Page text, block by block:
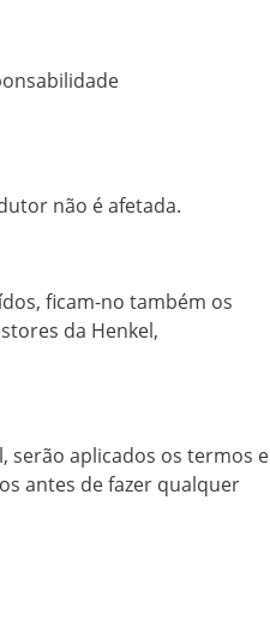
não é afetada.
ficam-no também os
da Henkel,
serão aplicados os termos e
antes de fazer qualquer